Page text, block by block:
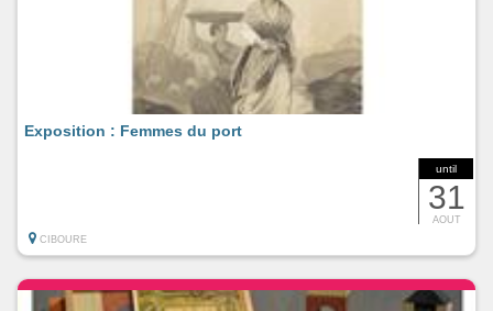
until
31
AOUT
Exposition : Femmes du port
CIBOURE